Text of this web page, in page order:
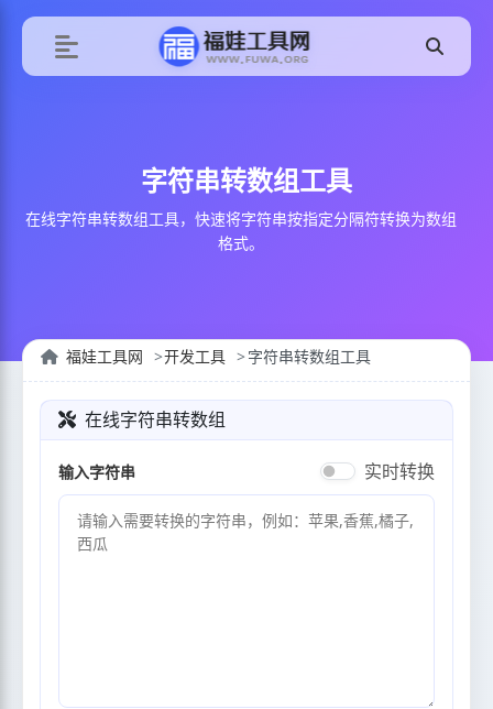
字符串转数组工具
在线字符串转数组工具，快速将字符串按指定分隔符转换为数组
格式。
福娃工具网 开发工具 字符串转数组工具
在线字符串转数组
输入字符串 实时转换